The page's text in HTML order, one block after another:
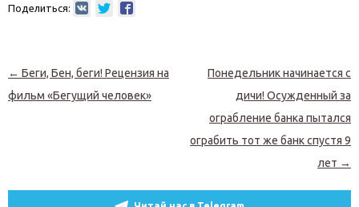
Поделиться:
Навигация по записям
← Беги, Бен, беги! Рецензия на
фильм «Бегущий человек»
Понедельник начинается с
дичи! Осужденный за
ограбление банка пытался
ограбить тот же банк спустя 9
лет →